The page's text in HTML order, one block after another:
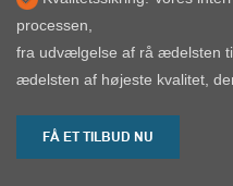
processen,
fra udvælgelse af rå ædelsten
ædelsten af ​​højeste kvalitet,
FÅ ET TILBUD NU